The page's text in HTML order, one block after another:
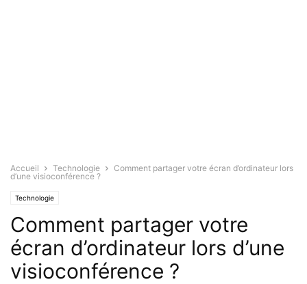
Accueil Technologie
Comment partager votre écran d’ordinateur lors
d’une visioconférence ?
Technologie
Comment partager votre
écran d’ordinateur lors d’une
visioconférence ?